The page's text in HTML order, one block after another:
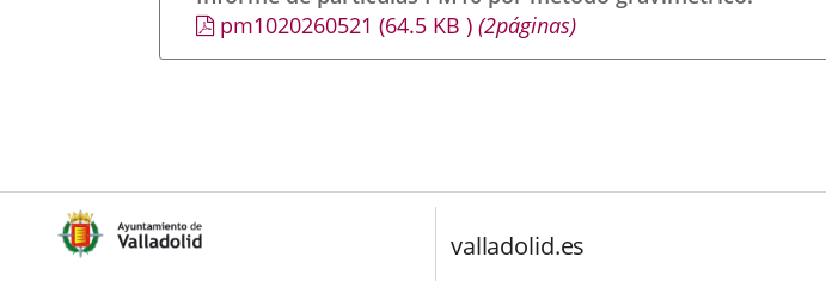
aplicación
externa.
pm1020260521 (64.5 KB )(2páginas)
valladolid.es